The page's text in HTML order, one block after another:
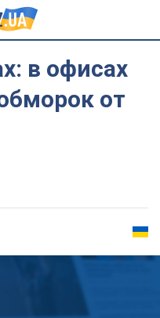
в офисах
от